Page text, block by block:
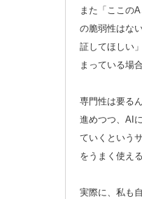
また「ここの
の脆弱性はな
証してほしい
まっている場
専門性は要る
進めつつ、AI
ていくという
をうまく使え
実際に、私も